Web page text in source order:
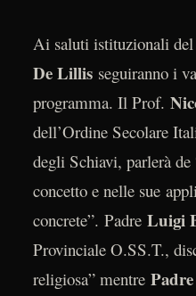
Ai saluti istituzionali
De Lillisseguiranno i
programma. Il Prof.
dell’Ordine Secolare
degli Schiavi, parlerà
concetto e nelle sue
concrete”. Padre Luigi
Provinciale O.SS.T.,
religiosa” mentre